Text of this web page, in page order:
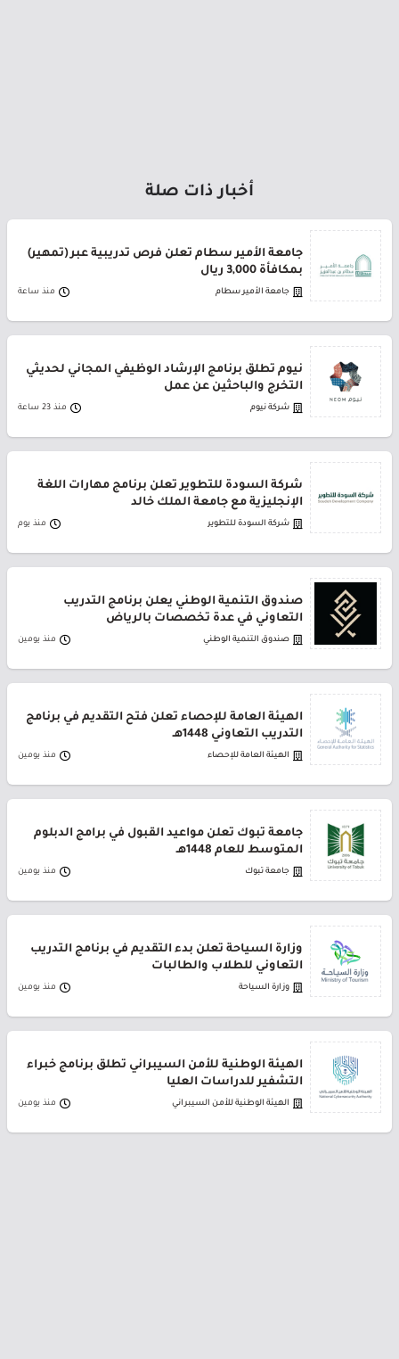
أخبار ذات صلة
جامعة الأمير سطام تعلن فرص تدريبية عبر (تمهير)
بمكافأة 3,000 ريال
جامعة الأمير سطام منذ ساعة
نيوم تطلق برنامج الإرشاد الوظيفي المجاني لحديثي
التخرج والباحثين عن عمل
شركة نيوم منذ 23 ساعة
شركة السودة للتطوير تعلن برنامج مهارات اللغة
الإنجليزية مع جامعة الملك خالد
شركة السودة للتطوير منذ يوم
صندوق التنمية الوطني يعلن برنامج التدريب
التعاوني في عدة تخصصات بالرياض
صندوق التنمية الوطني منذ يومين
الهيئة العامة للإحصاء تعلن فتح التقديم في برنامج
التدريب التعاوني 1448هـ
الهيئة العامة للإحصاء منذ يومين
جامعة تبوك تعلن مواعيد القبول في برامج الدبلوم
المتوسط للعام 1448هـ
جامعة تبوك منذ يومين
وزارة السياحة تعلن بدء التقديم في برنامج التدريب
التعاوني للطلاب والطالبات
وزارة السياحة منذ يومين
الهيئة الوطنية للأمن السيبراني تطلق برنامج خبراء
التشفير للدراسات العليا
الهيئة الوطنية للأمن السيبراني منذ يومين